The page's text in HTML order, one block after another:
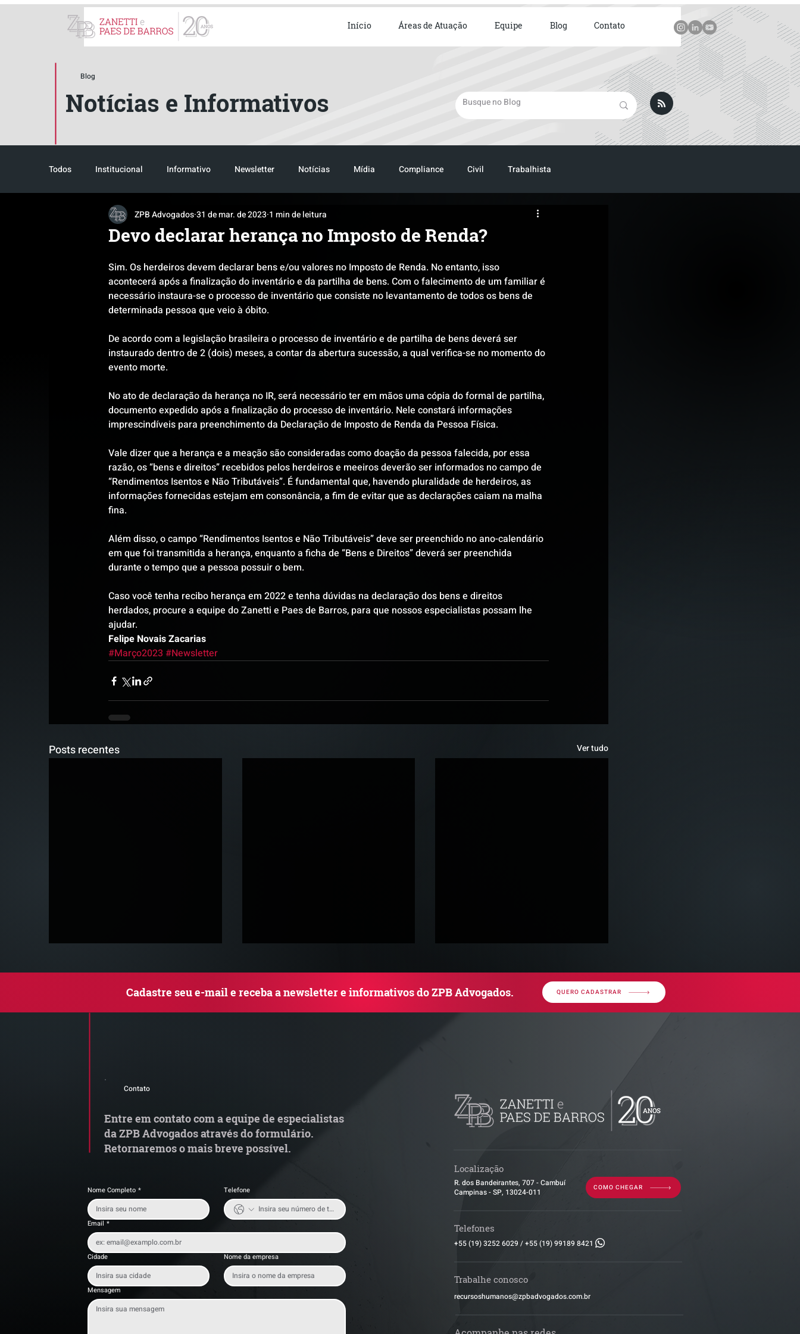
Início Áreas de Atuação Equipe Blog Contato
Blog
Notícias e Informativos
Todos Institucional Informativo Newsletter Notícias Mídia Compliance Civil Trabalhista
Reconhecimento Tributário Pós-evento TRANSPORTE LOGISTICA
Devo declarar herança no Imposto de Renda?
ZPB Advogados31 de mar. de 2023 1 min de leitura
Sim. Os herdeiros devem declarar bens e/ou valores no Imposto de Renda. No entanto, isso
acontecerá após a finalização do inventário e da partilha de bens. Com o falecimento de um familiar é
necessário instaura-se o processo de inventário que consiste no levantamento de todos os bens de
determinada pessoa que veio à óbito.
De acordo com a legislação brasileira o processo de inventário e de partilha de bens deverá ser
instaurado dentro de 2 (dois) meses, a contar da abertura sucessão, a qual verifica-se no momento do
evento morte.
No ato de declaração da herança no IR, será necessário ter em mãos uma cópia do formal de partilha,
documento expedido após a finalização do processo de inventário. Nele constará informações
imprescindíveis para preenchimento da Declaração de Imposto de Renda da Pessoa Física.
Vale dizer que a herança e a meação são consideradas como doação da pessoa falecida, por essa
razão, os “bens e direitos” recebidos pelos herdeiros e meeiros deverão ser informados no campo de
“Rendimentos Isentos e Não Tributáveis”. É fundamental que, havendo pluralidade de herdeiros, as
informações fornecidas estejam em consonância, a fim de evitar que as declarações caiam na malha
fina.
Além disso, o campo “Rendimentos Isentos e Não Tributáveis” deve ser preenchido no ano-calendário
em que foi transmitida a herança, enquanto a ficha de “Bens e Direitos” deverá ser preenchida
durante o tempo que a pessoa possuir o bem.
Caso você tenha recibo herança em 2022 e tenha dúvidas na declaração dos bens e direitos
herdados, procure a equipe do Zanetti e Paes de Barros, para que nossos especialistas possam lhe
ajudar.
Felipe Novais Zacarias
#Março2023 #Newsletter
Posts recentes Ver tudo
Alerta de Tentativa de
condominial anterior?
Cadastre seu e-mail e receba a newsletter e informativos do ZPB Advogados. QUERO CADASTRAR
Contato
Entre em contato com a equipe de especialistas
da ZPB Advogados através do formulário.
Retornaremos o mais breve possível.
Nome Completo * Telefone
Email *
Cidade Nome da empresa
Mensagem
Localização
R. dos Bandeirantes, 707 - Cambuí
Campinas - SP, 13024-011
COMO CHEGAR
Telefones
+55 (19) 3252 6029 /+55 (19) 99189 8421
Trabalhe conosco
​recursoshumanos@zpbadvogados.com.br